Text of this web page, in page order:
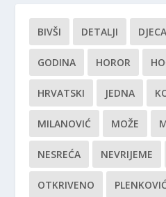
BIVŠI DETALJI DJECA
GODINA HOROR
HRVATSKI JEDNA
MILANOVIĆ MOŽE
NESREĆA NEVRIJEME
OTKRIVENO